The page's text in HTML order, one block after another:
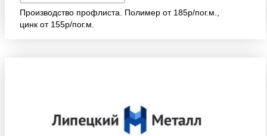
Производство профлиста. Полимер от 185р/пог.м.,
цинк от 155р/пог.м.